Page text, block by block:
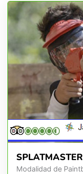
SPLATMASTER
Modalidad de